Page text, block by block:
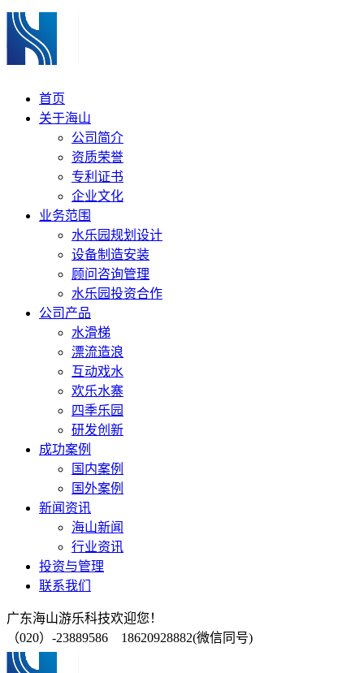
首页
关于海山
公司简介
资质荣誉
专利证书
企业文化
业务范围
水乐园规划设计
设备制造安装
顾问咨询管理
水乐园投资合作
公司产品
水滑梯
漂流造浪
互动戏水
欢乐水寨
四季乐园
研发创新
成功案例
国内案例
国外案例
新闻资讯
海山新闻
行业资讯
投资与管理
联系我们
广东海山游乐科技欢迎您！
（020）-23889586 18620928882(微信同号)